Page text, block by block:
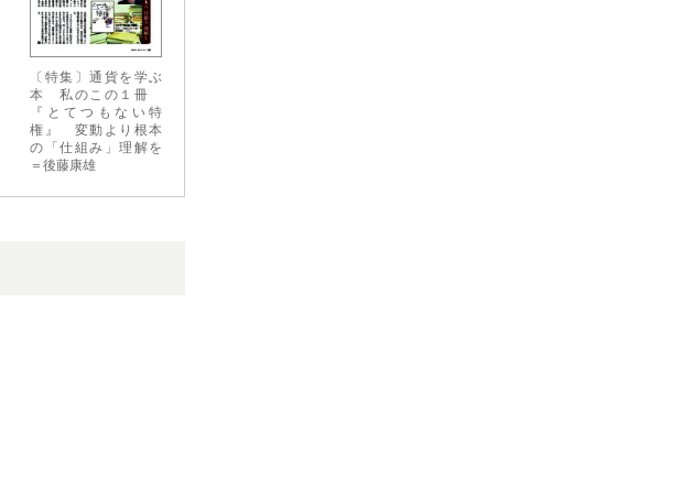
〔特集〕通貨を学ぶ
本 私のこの１冊
『とてつもない特
権』 変動より根本
の「仕組み」理解を
＝後藤康雄